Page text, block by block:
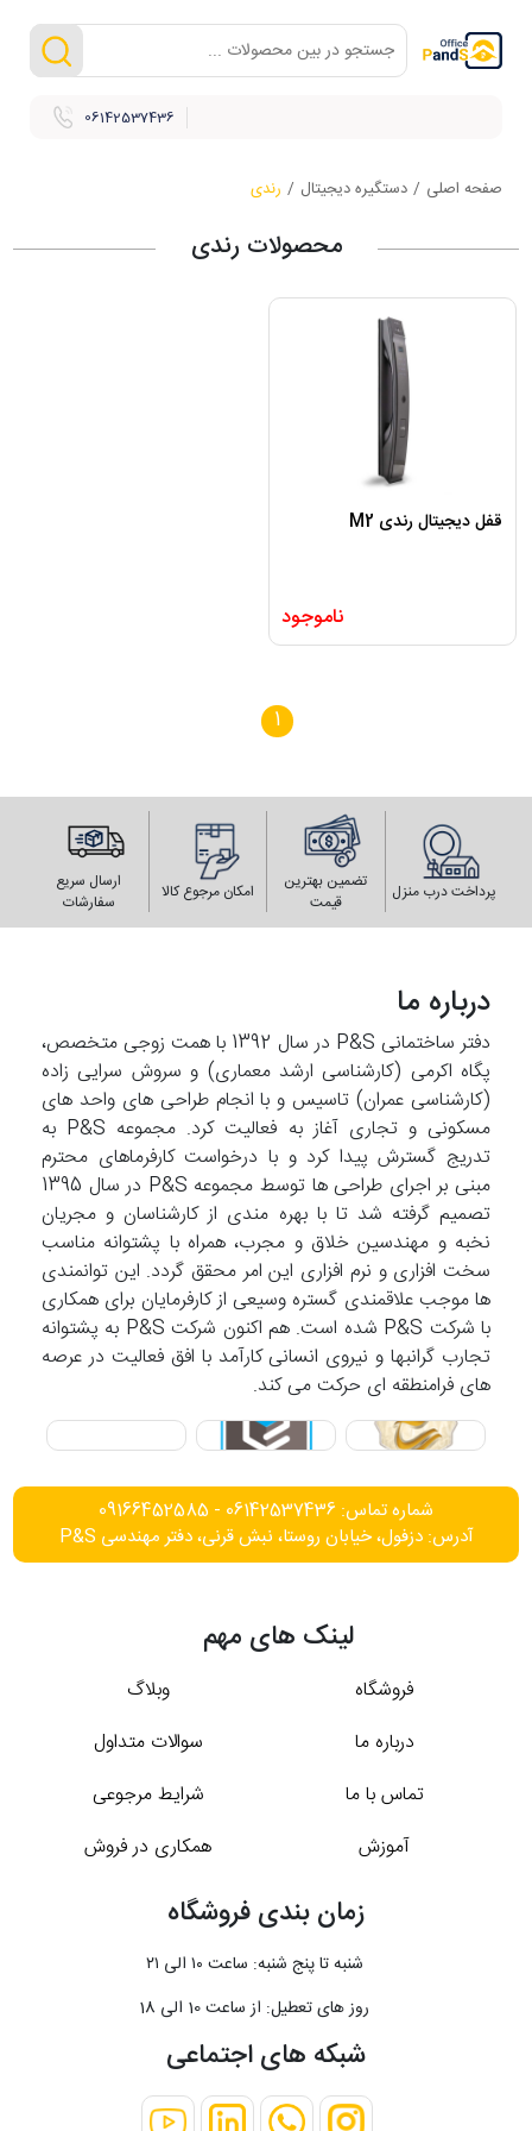
06142537436
صفحه اصلی / دستگیره دیجیتال / رندی
محصولات رندی
قفل دیجیتال رندی M2
ناموجود
1
پرداخت درب منزل
تضمین بهترین
قیمت
امکان مرجوع کالا
ارسال سریع
سفارشات
درباره ما
دفتر ساختمانی P&S در سال 1392 با همت زوجی متخصص،
پگاه اکرمی (کارشناسی ارشد معماری) و سروش سرایی زاده
(کارشناسی عمران) تاسیس و با انجام طراحی های واحد های
مسکونی و تجاری آغاز به فعالیت کرد. مجموعه P&S به
تدریج گسترش پیدا کرد و با درخواست کارفرماهای محترم
مبنی بر اجرای طراحی ها توسط مجموعه P&S در سال 1395
تصمیم گرفته شد تا با بهره مندی از کارشناسان و مجریان
نخبه و مهندسین خلاق و مجرب، همراه با پشتوانه مناسب
سخت افزاری و نرم افزاری این امر محقق گردد. این توانمندی
ها موجب علاقمندی گستره وسیعی از کارفرمایان برای همکاری
با شرکت P&S شده است. هم اکنون شرکت P&S به پشتوانه
تجارب گرانبها و نیروی انسانی کارآمد با افق فعالیت در عرصه
های فرامنطقه ای حرکت می کند.
شماره تماس: 06142537436 - 09166452585
آدرس: دزفول، خیابان روستا، نبش قرنی، دفتر مهندسی P&S
لینک های مهم
فروشگاه
وبلاگ
درباره ما
سوالات متداول
تماس با ما
شرایط مرجوعی
آموزش
همکاری در فروش
زمان بندی فروشگاه
شنبه تا پنج شنبه: ساعت ۱۰ الی ۲۱
روز های تعطیل: از ساعت 10 الی 18
شبکه های اجتماعی